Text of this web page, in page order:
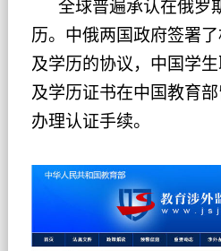
全球普遍承认在俄罗
历。中俄两国政府签署
及学历的协议，中国学
及学历证书在中国教育部
办理认证手续。